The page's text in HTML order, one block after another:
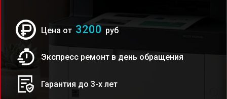
Цена от 3200 руб
Экспресс ремонт в день обращения
Гарантия до 3-х лет